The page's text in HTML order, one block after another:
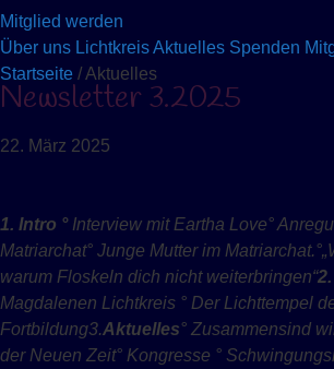
Mitglied werden
Über uns LichtkreisAktuelles Spenden
Startseite / Aktuelles
Newsletter 3.2025
22. März 2025
1. Intro ° Interview mit Eartha Love°
Matriarchat° Junge Mutter im Matriarchat. °
warum Floskeln dich nicht weiterbringen“
Magdalenen Lichtkreis ° Der Lichttempel
Fortbildung3.Aktuelles° Zusammensind
der Neuen Zeit° Kongresse °